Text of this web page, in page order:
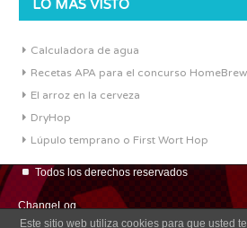
LO MÁS VISTO
Calculadora de agua
Recetas APA para el concurso
El arroz en la cerveza
DryHop
Lúpulo temprano o First Wort Hop
Todos los derechos reservados
ChangeLog
Este sitio web utiliza cookies para que usted